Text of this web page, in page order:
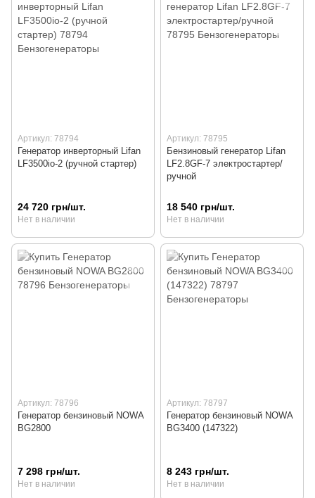
Артикул: 78794
Генератор инверторный Lifan
LF3500io-2 (ручной стартер)
24 720 грн/шт.
Нет в наличии
Артикул: 78795
Бензиновый генератор Lifan
LF2.8GF-7 электростартер/
ручной
18 540 грн/шт.
Нет в наличии
Артикул: 78796
Генератор бензиновый NOWA
BG2800
7 298 грн/шт.
Нет в наличии
Артикул: 78797
Генератор бензиновый NOWA
BG3400 (147322)
8 243 грн/шт.
Нет в наличии